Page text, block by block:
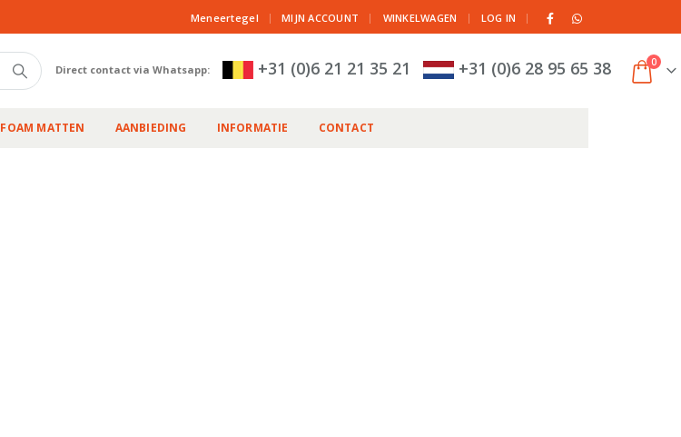
Meneertegel | MIJN ACCOUNT WINKELWAGEN LOG IN |
Direct contact via Whatsapp: +31 (0)6 21 21 35 21 +31 (0)6 28 95 65 38 0
FOAM MATTEN AANBIEDING INFORMATIE CONTACT